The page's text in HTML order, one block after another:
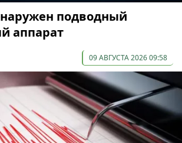
подводный
аппарат
09 АВГУСТА 2026 09:58